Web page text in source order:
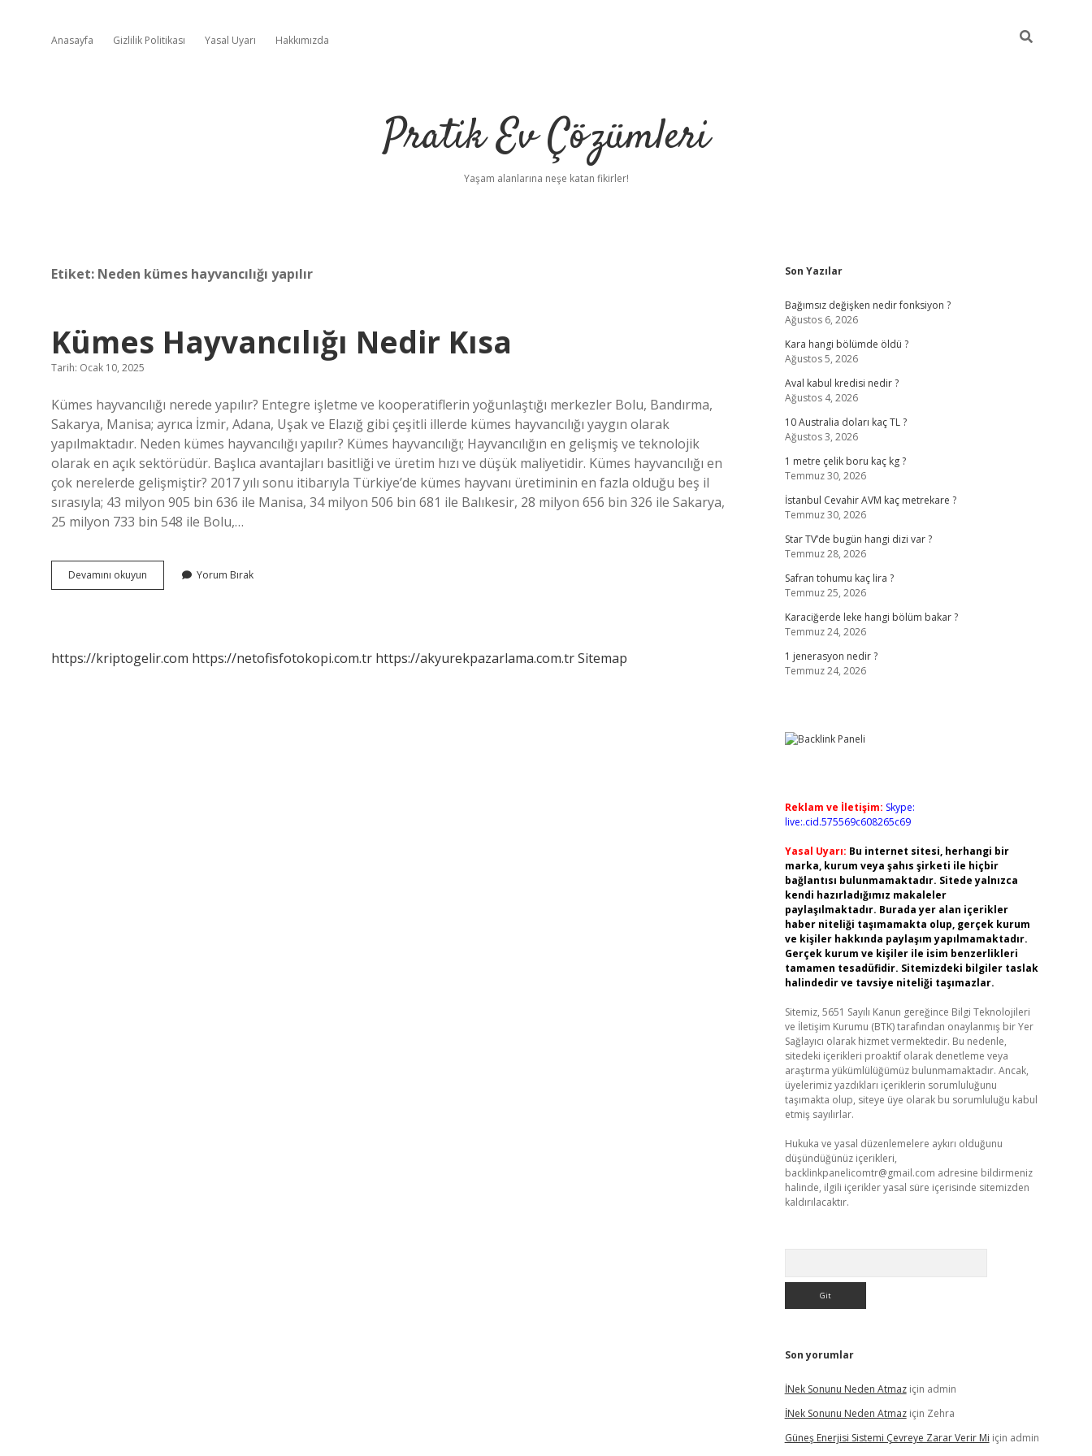
Anasayfa Gizlilik Politikası Yasal Uyarı Hakkımızda
Pratik Ev Çözümleri
Yaşam alanlarına neşe katan fikirler!
Etiket: Neden kümes hayvancılığı yapılır
Kümes Hayvancılığı Nedir Kısa
Tarih: Ocak 10, 2025
Kümes hayvancılığı nerede yapılır? Entegre işletme ve kooperatiflerin yoğunlaştığı merkezler Bolu, Bandırma,
Sakarya, Manisa; ayrıca İzmir, Adana, Uşak ve Elazığ gibi çeşitli illerde kümes hayvancılığı yaygın olarak
yapılmaktadır. Neden kümes hayvancılığı yapılır? Kümes hayvancılığı; Hayvancılığın en gelişmiş ve teknolojik
olarak en açık sektörüdür. Başlıca avantajları basitliği ve üretim hızı ve düşük maliyetidir. Kümes hayvancılığı en
çok nerelerde gelişmiştir? 2017 yılı sonu itibarıyla Türkiye’de kümes hayvanı üretiminin en fazla olduğu beş il
sırasıyla; 43 milyon 905 bin 636 ile Manisa, 34 milyon 506 bin 681 ile Balıkesir, 28 milyon 656 bin 326 ile Sakarya,
25 milyon 733 bin 548 ile Bolu,…
Devamını okuyun
Hayvancılığı
Yorum Bırak
https://kriptogelir.com https://netofisfotokopi.com.tr https://akyurekpazarlama.com.trSitemap
Sidebar
Son Yazılar
Bağımsız değişken nedir fonksiyon ?
Ağustos 6, 2026
Kara hangi bölümde öldü ?
Ağustos 5, 2026
Aval kabul kredisi nedir ?
Ağustos 4, 2026
10 Australia doları kaç TL ?
Ağustos 3, 2026
1 metre çelik boru kaç kg ?
Temmuz 30, 2026
İstanbul Cevahir AVM kaç metrekare ?
Temmuz 30, 2026
Star TV’de bugün hangi dizi var ?
Temmuz 28, 2026
Safran tohumu kaç lira ?
Temmuz 25, 2026
Karaciğerde leke hangi bölüm bakar ?
Temmuz 24, 2026
1 jenerasyon nedir ?
Temmuz 24, 2026
Reklam ve İletişim: Skype:
live:.cid.575569c608265c69
Yasal Uyarı: Bu internet sitesi, herhangi bir
marka, kurum veya şahıs şirketi ile hiçbir
bağlantısı bulunmamaktadır. Sitede yalnızca
kendi hazırladığımız makaleler
paylaşılmaktadır. Burada yer alan içerikler
haber niteliği taşımamakta olup, gerçek kurum
ve kişiler hakkında paylaşım yapılmamaktadır.
Gerçek kurum ve kişiler ile isim benzerlikleri
tamamen tesadüfidir. Sitemizdeki bilgiler taslak
halindedir ve tavsiye niteliği taşımazlar.
Sitemiz, 5651 Sayılı Kanun gereğince Bilgi Teknolojileri
ve İletişim Kurumu (BTK) tarafından onaylanmış bir Yer
Sağlayıcı olarak hizmet vermektedir. Bu nedenle,
sitedeki içerikleri proaktif olarak denetleme veya
araştırma yükümlülüğümüz bulunmamaktadır. Ancak,
üyelerimiz yazdıkları içeriklerin sorumluluğunu
taşımakta olup, siteye üye olarak bu sorumluluğu kabul
etmiş sayılırlar.
Hukuka ve yasal düzenlemelere aykırı olduğunu
düşündüğünüz içerikleri,
backlinkpanelicomtr@gmail.com adresine bildirmeniz
halinde, ilgili içerikler yasal süre içerisinde sitemizden
kaldırılacaktır.
Son yorumlar
İNek Sonunu Neden Atmaziçin admin
İNek Sonunu Neden Atmaziçin Zehra
Güneş Enerjisi Sistemi Çevreye Zarar Verir Mi için admin